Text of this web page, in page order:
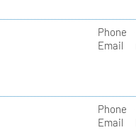
Phone
Email
Phone
Email